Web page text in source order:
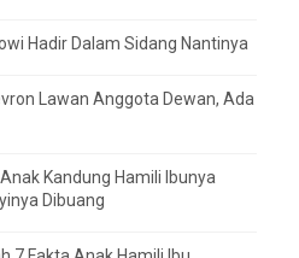
Hadir Dalam Sidang Nantinya
Lawan Anggota Dewan, Ada
Kandung Hamili Ibunya
Dibuang